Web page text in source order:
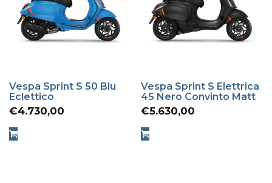
Vespa Sprint S 50 Blu
Eclettico
€4.730,00
Vespa Sprint S Elettrica
45 Nero Convinto Matt
€5.630,00